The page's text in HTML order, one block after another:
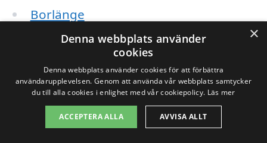
Borlänge
Leksand
Rättvik
Tällberg
Röros
×
Denna webbplats använder
cookies
Denna webbplats använder cookies för att förbättra
användarupplevelsen. Genom att använda vår webbplats samtycker
du till alla cookies i enlighet med vår cookiepolicy. Läs mer
ACCEPTERA ALLA AVVISA ALLT